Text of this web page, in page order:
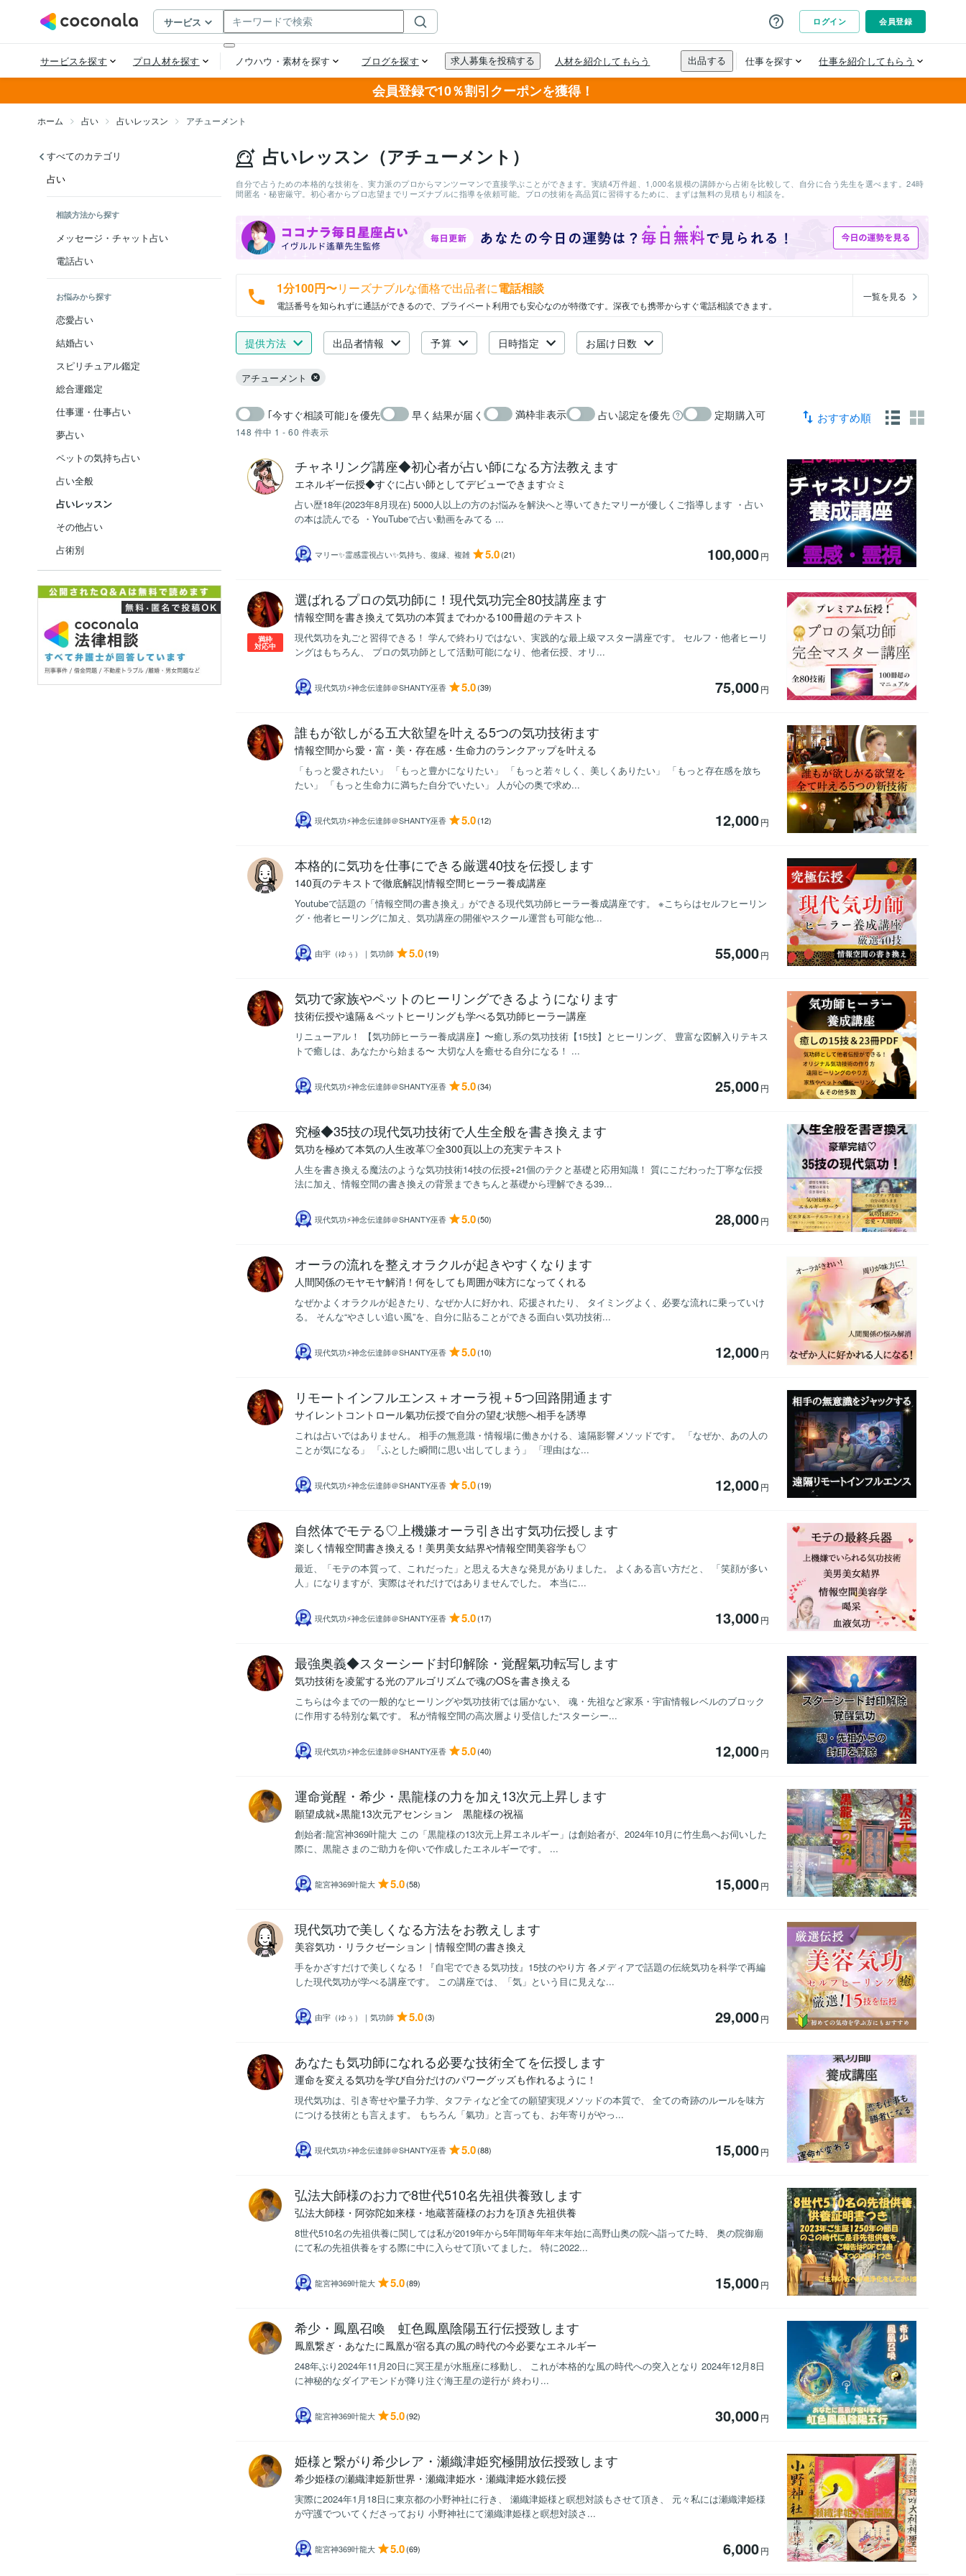
会員登録で10％割引クーポンを獲得！
ホーム 占い 占いレッスン アチューメント
すべてのカテゴリ
占い
相談方法から探す
メッセージ・チャット占い
電話占い
お悩みから探す
恋愛占い
結婚占い
スピリチュアル鑑定
総合運鑑定
仕事運・仕事占い
夢占い
ペットの気持ち占い
占い全般
占いレッスン
その他占い
占術別
占いレッスン（アチューメント）
自分で占うための本格的な技術を、実力派のプロからマンツーマンで直接学ぶことができます。実績4万件超、1,000名規模の講師から占術を比較して、自分に合う先生を選べます。24時
間匿名・秘密厳守。初心者からプロ志望までリーズナブルに指導を依頼可能。プロの技術を高品質に習得するために、まずは無料の見積もり相談を。
1分100円〜リーズナブルな価格で出品者に電話相談
電話番号を知られずに通話ができるので、プライベート利用でも安心なのが特徴です。深夜でも携帯からすぐ電話相談できます。
一覧を見る
提供方法 出品者情報 予算 日時指定 お届け日数
アチューメント
148 件中 1 - 60 件表示
｢今すぐ相談可能｣を優先 早く結果が届く 満枠非表示 占い認定を優先 定期購入可 おすすめ順
チャネリング講座◆初心者が占い師になる方法教えます
エネルギー伝授◆すぐに占い師としてデビューできます☆ミ
占い歴18年(2023年8月現在) 5000人以上の方のお悩みを解決へと導いてきたマリーが優しくご指導します ・占い
の本は読んでる ・YouTubeで占い動画をみてる ...
マリー✨霊感霊視占い✨気持ち、復縁、複雑 5.0(21) 100,000円
満枠
対応中
選ばれるプロの気功師に！現代気功完全80技講座ます
情報空間を書き換えて気功の本質までわかる100冊超のテキスト
現代気功を丸ごと習得できる！ 学んで終わりではない、実践的な最上級マスター講座です。 セルフ・他者ヒーリ
ングはもちろん、 プロの気功師として活動可能になり、他者伝授、オリ...
現代気功⚡神念伝達師＠SHANTY巫香 5.0(39) 75,000円
誰もが欲しがる五大欲望を叶える5つの気功技術ます
情報空間から愛・富・美・存在感・生命力のランクアップを叶える
「もっと愛されたい」 「もっと豊かになりたい」 「もっと若々しく、美しくありたい」 「もっと存在感を放ち
たい」 「もっと生命力に満ちた自分でいたい」 人が心の奥で求め...
現代気功⚡神念伝達師＠SHANTY巫香 5.0(12) 12,000円
本格的に気功を仕事にできる厳選40技を伝授します
140頁のテキストで徹底解説|情報空間ヒーラー養成講座
Youtubeで話題の「情報空間の書き換え」ができる現代気功師ヒーラー養成講座です。 ※こちらはセルフヒーリン
グ・他者ヒーリングに加え、気功講座の開催やスクール運営も可能な他...
由宇（ゆぅ）｜気功師 5.0(19) 55,000円
気功で家族やペットのヒーリングできるようになります
技術伝授や遠隔＆ペットヒーリングも学べる気功師ヒーラー講座
リニューアル！ 【気功師ヒーラー養成講座】〜癒し系の気功技術【15技】とヒーリング、 豊富な図解入りテキス
トで癒しは、あなたから始まる〜 大切な人を癒せる自分になる！ ...
現代気功⚡神念伝達師＠SHANTY巫香 5.0(34) 25,000円
究極◆35技の現代気功技術で人生全般を書き換えます
気功を極めて本気の人生改革♡全300頁以上の充実テキスト
人生を書き換える魔法のような気功技術14技の伝授+21個のテクと基礎と応用知識！ 質にこだわった丁寧な伝授
法に加え、情報空間の書き換えの背景まできちんと基礎から理解できる39...
現代気功⚡神念伝達師＠SHANTY巫香 5.0(50) 28,000円
オーラの流れを整えオラクルが起きやすくなります
人間関係のモヤモヤ解消！何をしても周囲が味方になってくれる
なぜかよくオラクルが起きたり、なぜか人に好かれ、応援されたり、 タイミングよく、必要な流れに乗っていけ
る。 そんな“やさしい追い風”を、自分に貼ることができる面白い気功技術...
現代気功⚡神念伝達師＠SHANTY巫香 5.0(10) 12,000円
リモートインフルエンス＋オーラ視＋5つ回路開通ます
サイレントコントロール氣功伝授で自分の望む状態へ相手を誘導
これは占いではありません。 相手の無意識・情報場に働きかける、遠隔影響メソッドです。 「なぜか、あの人の
ことが気になる」 「ふとした瞬間に思い出してしまう」 「理由はな...
現代気功⚡神念伝達師＠SHANTY巫香 5.0(19) 12,000円
自然体でモテる♡上機嫌オーラ引き出す気功伝授します
楽しく情報空間書き換える！美男美女結界や情報空間美容学も♡
最近、「モテの本質って、これだった」と思える大きな発見がありました。 よくある言い方だと、 「笑顔が多い
人」になりますが、実際はそれだけではありませんでした。 本当に...
現代気功⚡神念伝達師＠SHANTY巫香 5.0(17) 13,000円
最強奥義◆スターシード封印解除・覚醒氣功転写します
気功技術を凌駕する光のアルゴリズムで魂のOSを書き換える
こちらは今までの一般的なヒーリングや気功技術では届かない、 魂・先祖など家系・宇宙情報レベルのブロック
に作用する特別な氣です。 私が情報空間の高次層より受信した“スターシー...
現代気功⚡神念伝達師＠SHANTY巫香 5.0(40) 12,000円
運命覚醒・希少・黒龍様の力を加え13次元上昇します
願望成就×黒龍13次元アセンション 黒龍様の祝福
創始者:龍宮神369叶龍大 この「黒龍様の13次元上昇エネルギー」は創始者が、2024年10月に竹生島へお伺いした
際に、黒龍さまのご助力を仰いで作成したエネルギーです。 ...
龍宮神369叶龍大 5.0(58) 15,000円
現代気功で美しくなる方法をお教えします
美容気功・リラクゼーション｜情報空間の書き換え
手をかざすだけで美しくなる！『自宅でできる気功技』15技のやり方 各メディアで話題の伝統気功を科学で再編
した現代気功が学べる講座です。 この講座では、「気」という目に見えな...
由宇（ゆぅ）｜気功師 5.0(3) 29,000円
あなたも気功師になれる必要な技術全てを伝授します
運命を変える気功を学び自分だけのパワーグッズも作れるように！
現代気功は、引き寄せや量子力学、タフティなど全ての願望実現メソッドの本質で、 全ての奇跡のルールを味方
につける技術とも言えます。 もちろん「氣功」と言っても、お年寄りがやっ...
現代気功⚡神念伝達師＠SHANTY巫香 5.0(88) 15,000円
弘法大師様のお力で8世代510名先祖供養致します
弘法大師様・阿弥陀如来様・地蔵菩薩様のお力を頂き先祖供養
8世代510名の先祖供養に関しては私が2019年から5年間毎年年末年始に高野山奥の院へ詣ってた時、 奥の院御廟
にて私の先祖供養をする際に中に入らせて頂いてました。 特に2022...
龍宮神369叶龍大 5.0(89) 15,000円
希少・鳳凰召喚 虹色鳳凰陰陽五行伝授致します
鳳凰繋ぎ・あなたに鳳凰が宿る真の風の時代の今必要なエネルギー
248年ぶり2024年11月20日に冥王星が水瓶座に移動し、 これが本格的な風の時代への突入となり 2024年12月8日
に神秘的なダイアモンドが降り注ぐ海王星の逆行が 終わり...
龍宮神369叶龍大 5.0(92) 30,000円
姫様と繋がり希少レア・瀬織津姫究極開放伝授致します
希少姫様の瀬織津姫新世界・瀬織津姫水・瀬織津姫水鏡伝授
実際に2024年1月18日に東京都の小野神社に行き、 瀬織津姫様と瞑想対談もさせて頂き、 元々私には瀬織津姫様
が守護でついてくださっており 小野神社にて瀬織津姫様と瞑想対談さ...
龍宮神369叶龍大 5.0(69) 6,000円